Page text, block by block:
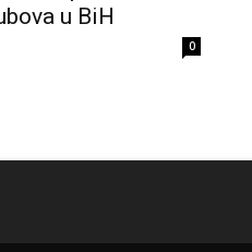
u BiH
0